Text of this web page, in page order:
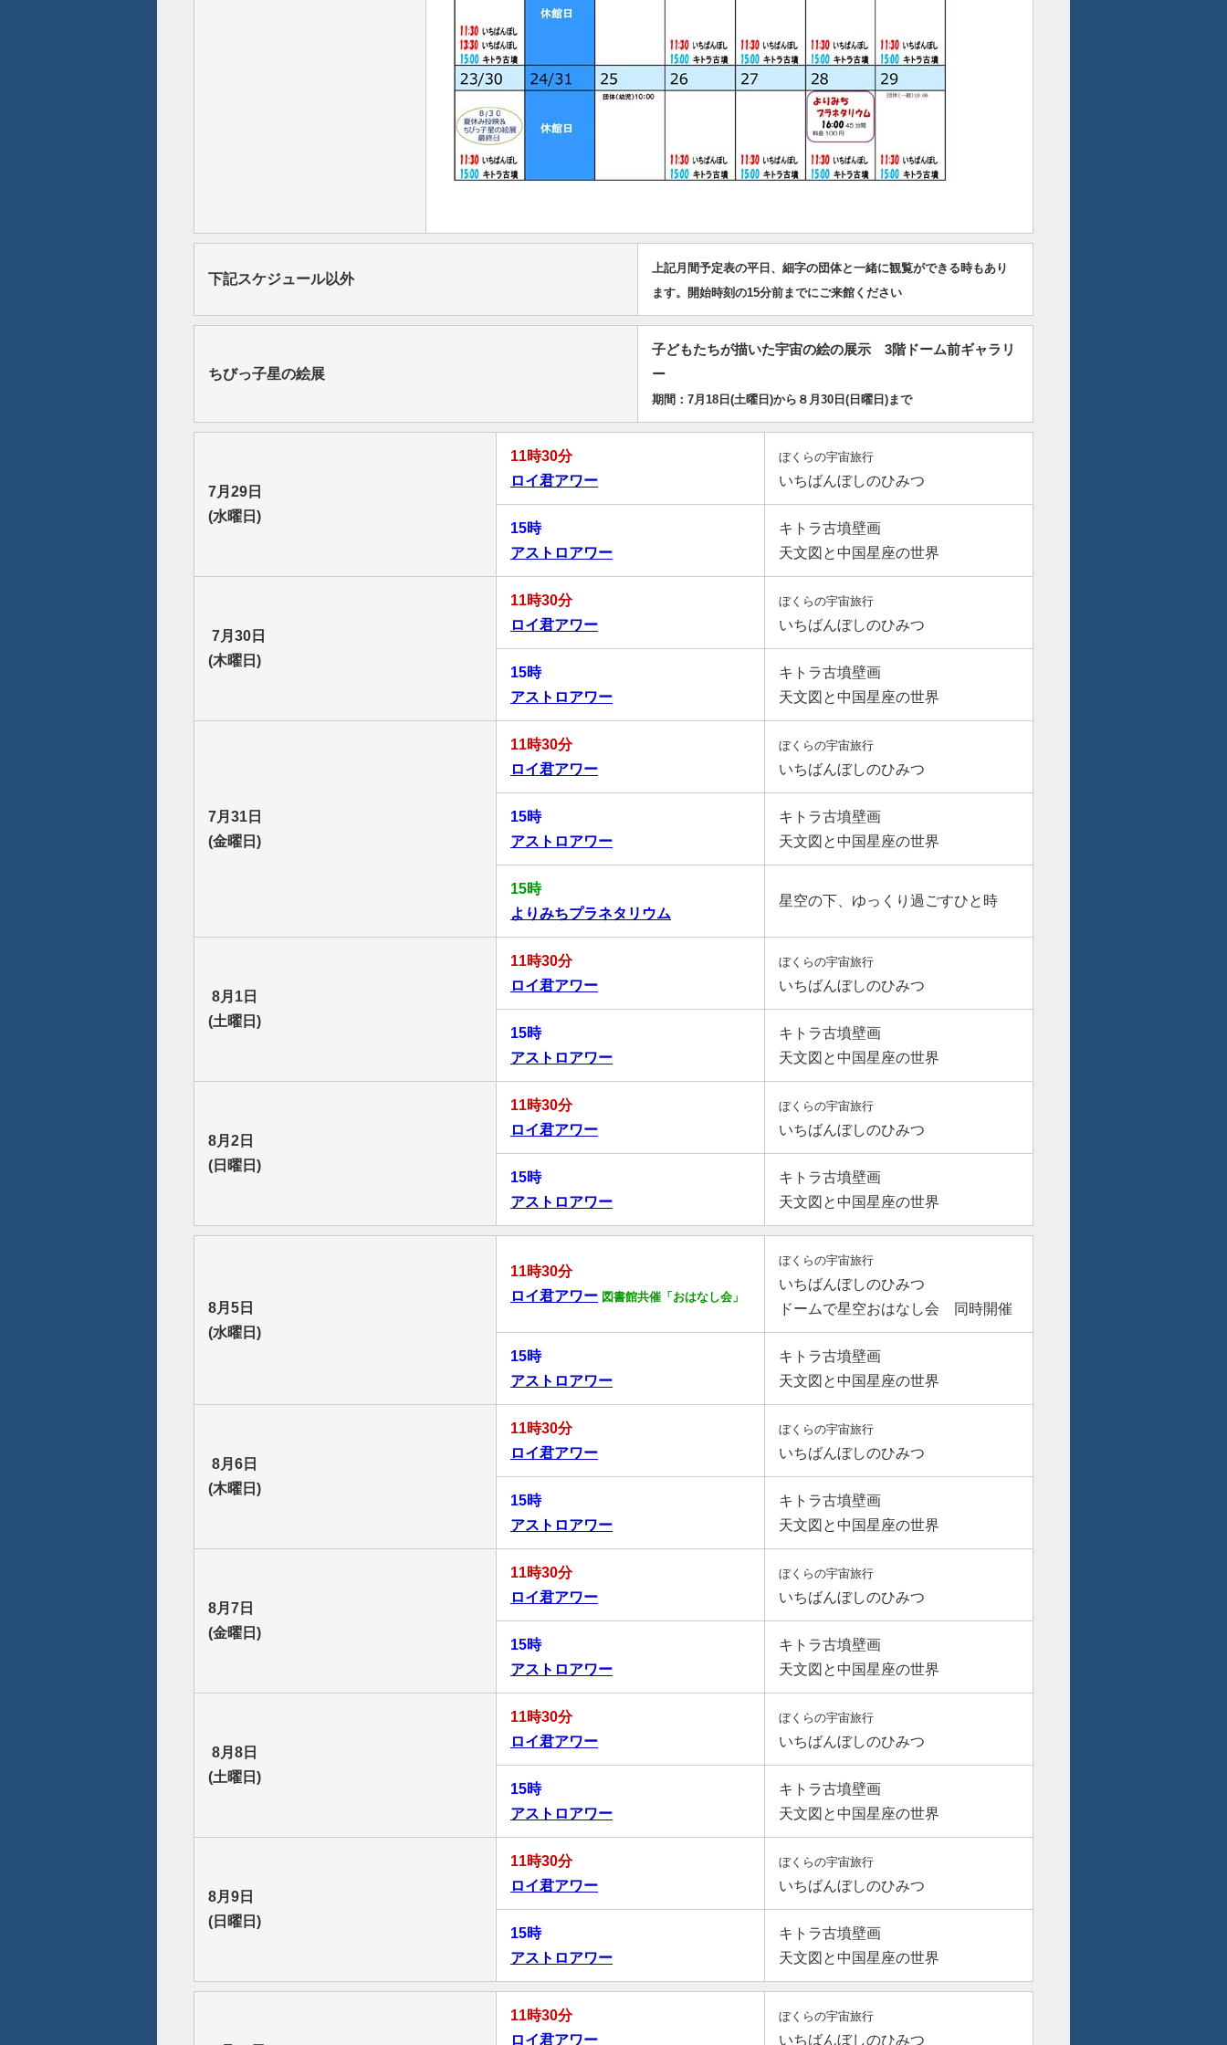
下記スケジュール以外
上記月間予定表の平日、細字の団体と一緒に観覧ができる時もあり
ます。開始時刻の15分前までにご来館ください
ちびっ子星の絵展
子どもたちが描いた宇宙の絵の展示 3階ドーム前ギャラリ
ー
期間：7月18日(土曜日)から８月30日(日曜日)まで
7月29日
(水曜日)
11時30分
ロイ君アワー
ぼくらの宇宙旅行
いちばんぼしのひみつ
15時
アストロアワー
キトラ古墳壁画
天文図と中国星座の世界
7月30日
(木曜日)
11時30分
ロイ君アワー
ぼくらの宇宙旅行
いちばんぼしのひみつ
15時
アストロアワー
キトラ古墳壁画
天文図と中国星座の世界
7月31日
(金曜日)
11時30分
ロイ君アワー
ぼくらの宇宙旅行
いちばんぼしのひみつ
15時
アストロアワー
キトラ古墳壁画
天文図と中国星座の世界
15時
よりみちプラネタリウム
星空の下、ゆっくり過ごすひと時
8月1日
(土曜日)
11時30分
ロイ君アワー
ぼくらの宇宙旅行
いちばんぼしのひみつ
15時
アストロアワー
キトラ古墳壁画
天文図と中国星座の世界
8月2日
(日曜日)
11時30分
ロイ君アワー
ぼくらの宇宙旅行
いちばんぼしのひみつ
15時
アストロアワー
キトラ古墳壁画
天文図と中国星座の世界
8月5日
(水曜日)
11時30分
ロイ君アワー 図書館共催「おはなし会」
ぼくらの宇宙旅行
いちばんぼしのひみつ
ドームで星空おはなし会 同時開催
15時
アストロアワー
キトラ古墳壁画
天文図と中国星座の世界
8月6日
(木曜日)
11時30分
ロイ君アワー
ぼくらの宇宙旅行
いちばんぼしのひみつ
15時
アストロアワー
キトラ古墳壁画
天文図と中国星座の世界
8月7日
(金曜日)
11時30分
ロイ君アワー
ぼくらの宇宙旅行
いちばんぼしのひみつ
15時
アストロアワー
キトラ古墳壁画
天文図と中国星座の世界
8月8日
(土曜日)
11時30分
ロイ君アワー
ぼくらの宇宙旅行
いちばんぼしのひみつ
15時
アストロアワー
キトラ古墳壁画
天文図と中国星座の世界
8月9日
(日曜日)
11時30分
ロイ君アワー
ぼくらの宇宙旅行
いちばんぼしのひみつ
15時
アストロアワー
キトラ古墳壁画
天文図と中国星座の世界
11時30分
ロイ君アワー
ぼくらの宇宙旅行
いちばんぼしのひみつ